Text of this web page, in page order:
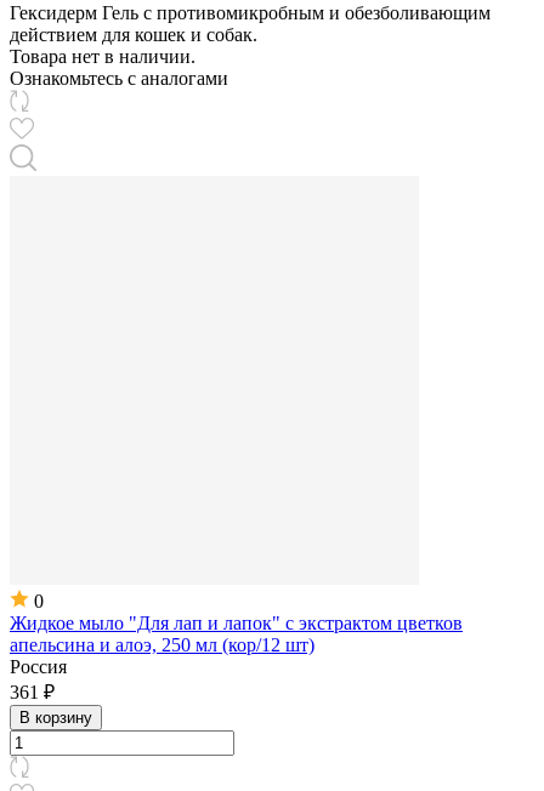
Гексидерм Гель с противомикробным и обезболивающим
действием для кошек и собак.
Товара нет в наличии.
Ознакомьтесь с аналогами
0
Жидкое мыло "Для лап и лапок" с экстрактом цветков
апельсина и алоэ, 250 мл (кор/12 шт)
Россия
361 ₽
В корзину